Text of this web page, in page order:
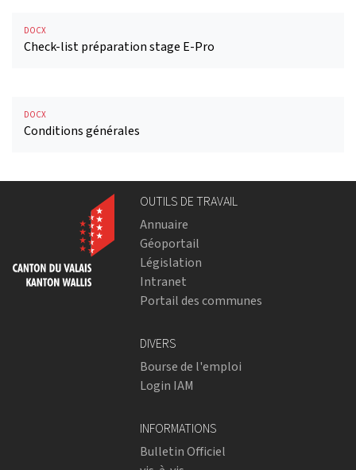
DOCX
Check-list préparation stage E-Pro
DOCX
Conditions générales
OUTILS DE TRAVAIL
Annuaire
Géoportail
Législation
Intranet
Portail des communes
DIVERS
Bourse de l'emploi
Login IAM
INFORMATIONS
Bulletin Officiel